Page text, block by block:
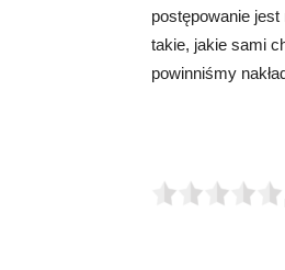
postępowanie
takie, jakie sami
powinniśmy